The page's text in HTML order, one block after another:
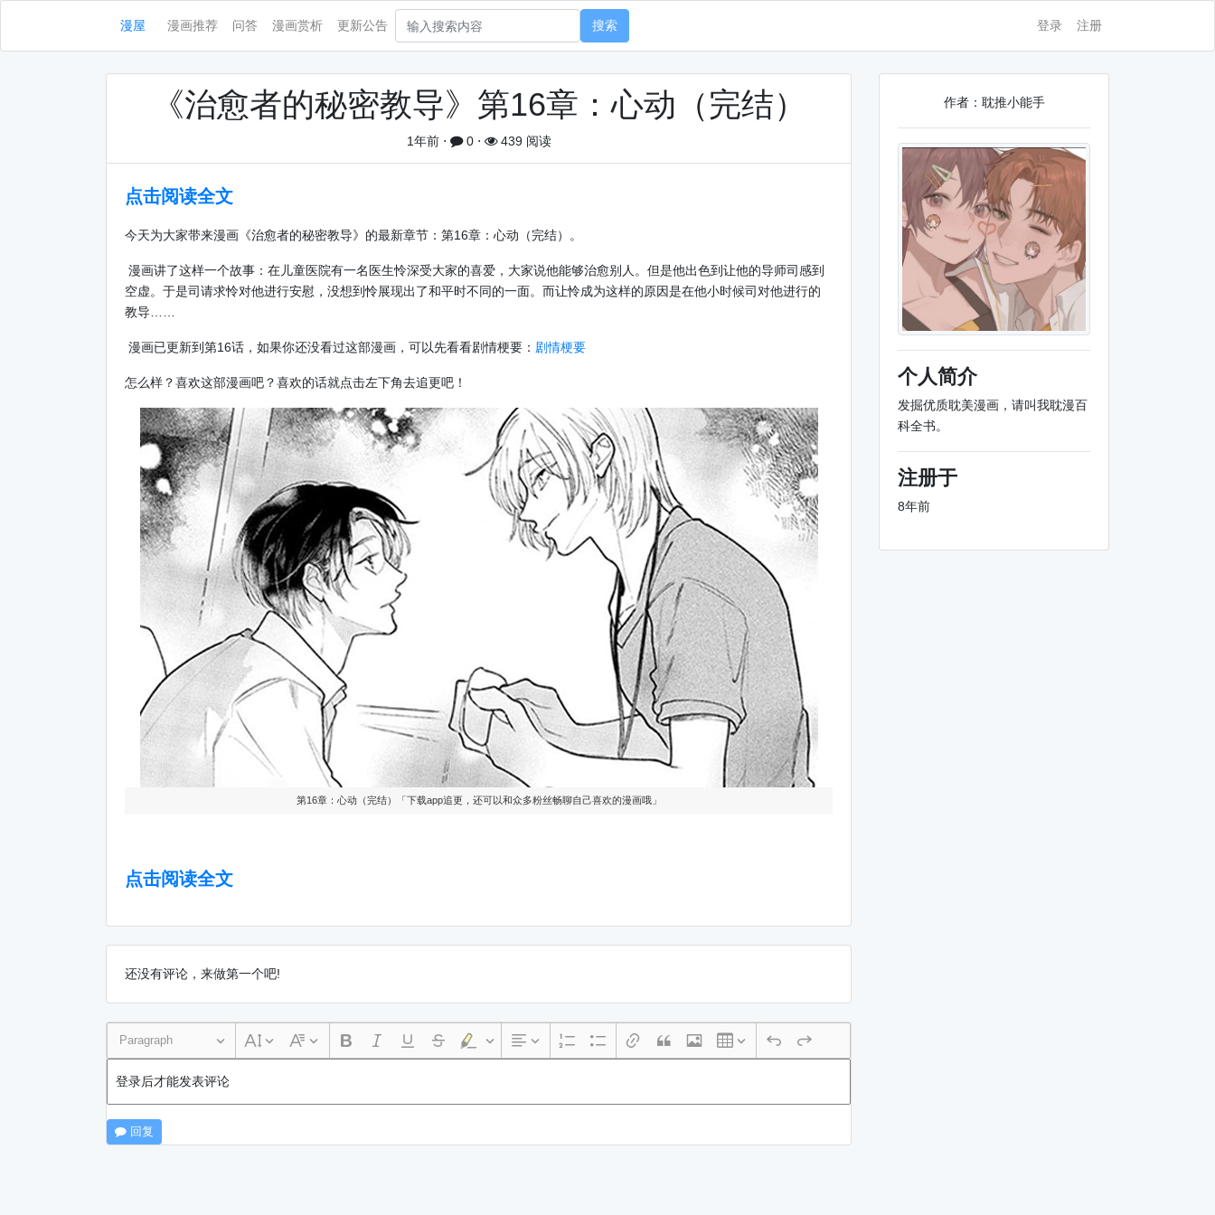
漫屋 漫画推荐 问答 漫画赏析 更新公告 搜索 登录 注册
《治愈者的秘密教导》第16章：心动（完结）
1年前⋅ 0⋅ 439 阅读
点击阅读全文
今天为大家带来漫画《治愈者的秘密教导》的最新章节：第16章：心动（完结）。
漫画讲了这样一个故事：在儿童医院有一名医生怜深受大家的喜爱，大家说他能够治愈别人。但是他出色到让他的导师司感到
空虚。于是司请求怜对他进行安慰，没想到怜展现出了和平时不同的一面。而让怜成为这样的原因是在他小时候司对他进行的
教导……
漫画已更新到第16话，如果你还没看过这部漫画，可以先看看剧情梗要： 剧情梗要
怎么样？喜欢这部漫画吧？喜欢的话就点击左下角去追更吧！
第16章：心动（完结）「下载app追更，还可以和众多粉丝畅聊自己喜欢的漫画哦」
点击阅读全文
还没有评论，来做第一个吧!
Paragraph
登录后才能发表评论
回复
作者：耽推小能手
个人简介
发掘优质耽美漫画，请叫我耽漫百
科全书。
注册于
8年前